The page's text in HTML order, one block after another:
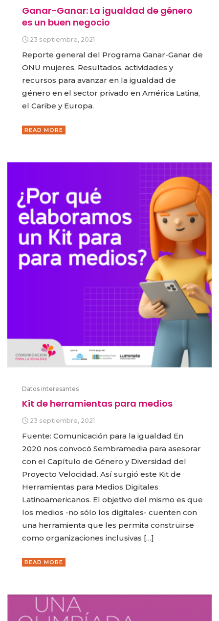
Ganar-Ganar: La igualdad de género
es un buen negocio
23 septiembre, 2021
Reporte general del Programa Ganar-Ganar de
ONU mujeres. Resultados, actividades y
recursos para avanzar en la igualdad de
género en el sector privado en América Latina,
el Caribe y Europa.
READ MORE
Datos interesantes
Kit de herramientas para medios
23 septiembre, 2021
Fuente: Comunicación para la igualdad En
2020 nos convocó Sembramedia para asesorar
con el Capítulo de Género y Diversidad del
Proyecto Velocidad. Así surgió este Kit de
Herramientas para Medios Digitales
Latinoamericanos. El objetivo del mismo es que
los medios -no sólo los digitales- cuenten con
una herramienta que les permita construirse
como organizaciones inclusivas […]
READ MORE